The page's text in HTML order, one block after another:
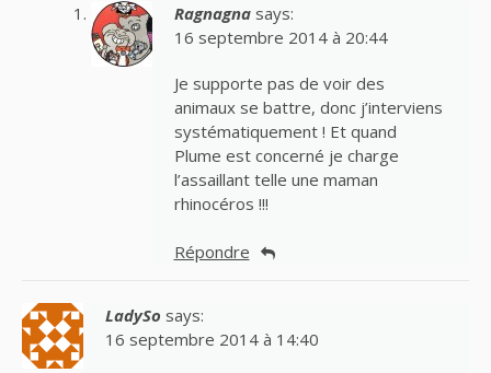
Ragnagna says:
16 septembre 2014 à 20:44
Je supporte pas de voir des
animaux se battre, donc j’interviens
systématiquement ! Et quand
Plume est concerné je charge
l’assaillant telle une maman
rhinocéros !!!
Répondre
LadySo says:
16 septembre 2014 à 14:40